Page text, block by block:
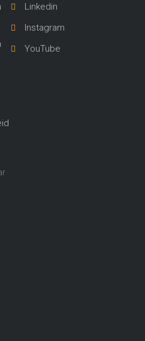
Linkedin
Instagram
YouTube